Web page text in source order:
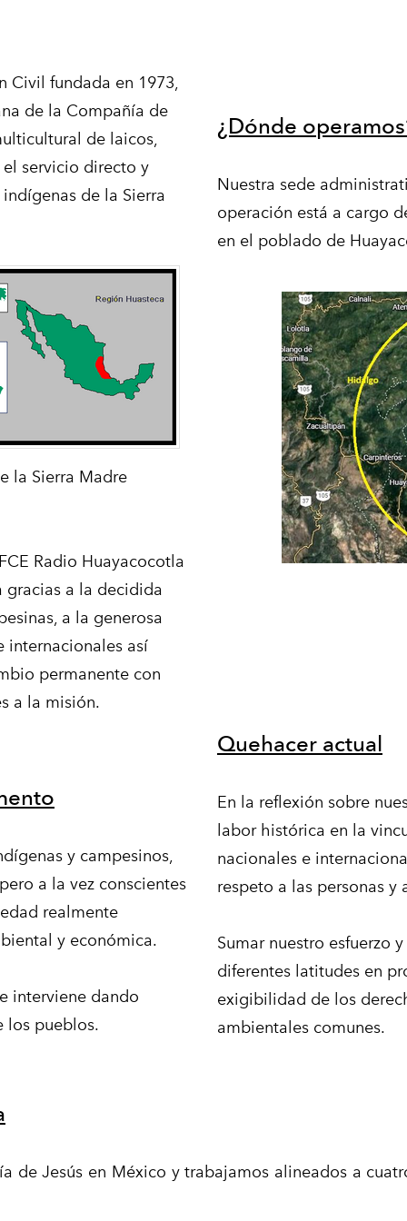
Civil fundada en 1973,
de la Compañía de
de laicos,
servicio directo y
de la Sierra
la Sierra Madre
Radio Huayacocotla
gracias a la decidida
a la generosa
internacionales así
permanente con
a la misión.
y campesinos,
a la vez conscientes
realmente
y económica.
interviene dando
los pueblos.
​¿Dónde
Nuestra sede
operación está a cargo
en el poblado de
​Quehacer actual
En la reflexión sobre
labor histórica en la
nacionales e
respeto a las personas
Sumar nuestro esfuerzo
diferentes latitudes en
exigibilidad de los
ambientales comunes.
de Jesús en México y trabajamos alineados a